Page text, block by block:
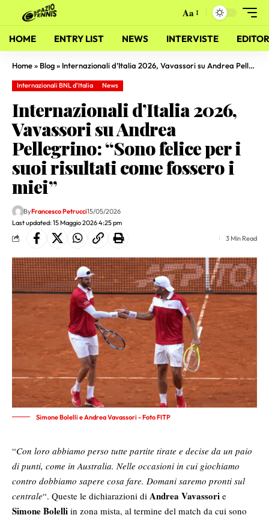
Aa
HOME ENTRY LIST NEWS INTERVISTE
Home» Blog» Internazionali d’Italia 2026, Vavassori su Andrea Pellegrino: “Sono felice per i suoi risultati come fossero i miei”
Internazionali BNL d'Italia News
Internazionali d’Italia 2026,
Vavassori su Andrea
Pellegrino: “Sono felice per i
suoi risultati come fossero i
miei”
Last updated: 15 Maggio 2026 4:25 pm
ByFrancesco Petrucci15/05/2026
3 Min Read
Simone Bolelli e Andrea Vavassori - Foto FITP
“Con loro abbiamo perso tutte partite tirate e decise da un paio
di punti, come in Australia. Nelle occasioni in cui giochiamo
contro dobbiamo sapere cosa fare. Domani saremo pronti sul
centrale“. Queste le dichiarazioni di Andrea Vavassori e
Simone Bolelli in zona mista, al termine del match da cui sono